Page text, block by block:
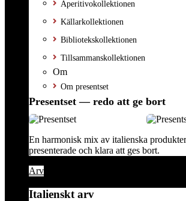
Aperitivokollektionen
Källarkollektionen
Bibliotekskollektionen
Tillsammanskollektionen
Om
Om presentset
Presentset — redo att ge bort
En harmonisk mix av italienska
presenterade och klara att ges bort.
Arv
Italienskt arv